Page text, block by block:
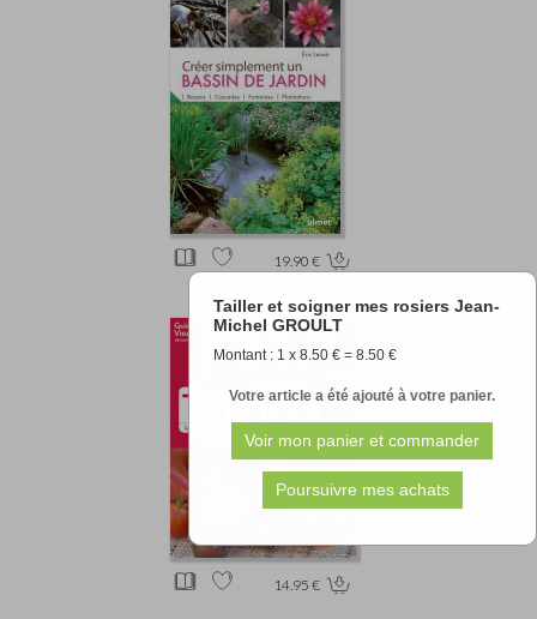
Tailler et soigner mes rosiers Jean-
Michel GROULT
Montant : 1 x 8.50 € = 8.50 €
Votre article a été ajouté à votre panier.
19.90 €
14.95 €